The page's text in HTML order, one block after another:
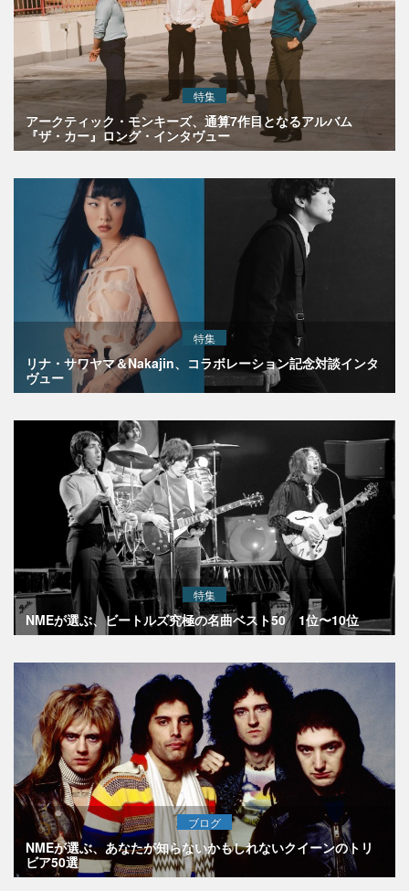
特集
アークティック・モンキーズ、通算7作目となるアルバム
『ザ・カー』ロング・インタヴュー
特集
リナ・サワヤマ＆Nakajin、コラボレーション記念対談インタ
ヴュー
特集
NMEが選ぶ、ビートルズ究極の名曲ベスト50 1位〜10位
ブログ
NMEが選ぶ、あなたが知らないかもしれないクイーンのトリ
ビア50選